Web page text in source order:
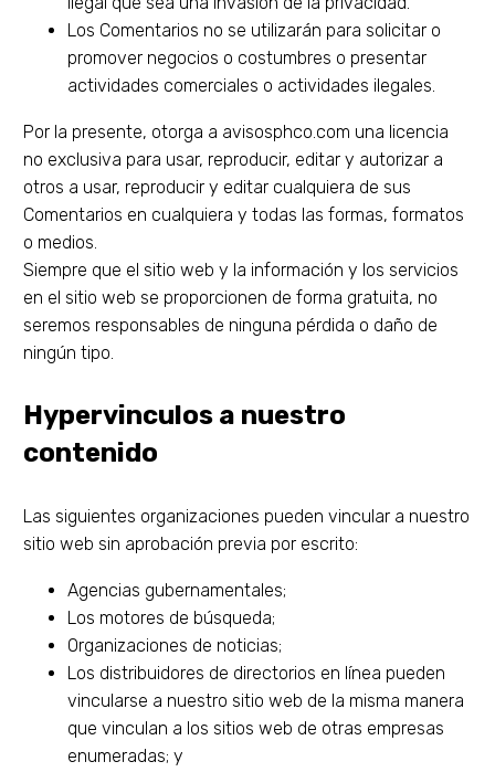
Los Comentarios no se utilizarán para solicitar o
promover negocios o costumbres o presentar
actividades comerciales o actividades ilegales.
Por la presente, otorga a avisosphco.com una licencia
no exclusiva para usar, reproducir, editar y autorizar a
otros a usar, reproducir y editar cualquiera de sus
Comentarios en cualquiera y todas las formas, formatos
o medios.
Siempre que el sitio web y la información y los servicios
en el sitio web se proporcionen de forma gratuita, no
seremos responsables de ninguna pérdida o daño de
ningún tipo.
Hypervinculos a nuestro
contenido
Las siguientes organizaciones pueden vincular a nuestro
sitio web sin aprobación previa por escrito:
Agencias gubernamentales;
Los motores de búsqueda;
Organizaciones de noticias;
Los distribuidores de directorios en línea pueden
vincularse a nuestro sitio web de la misma manera
que vinculan a los sitios web de otras empresas
enumeradas; y